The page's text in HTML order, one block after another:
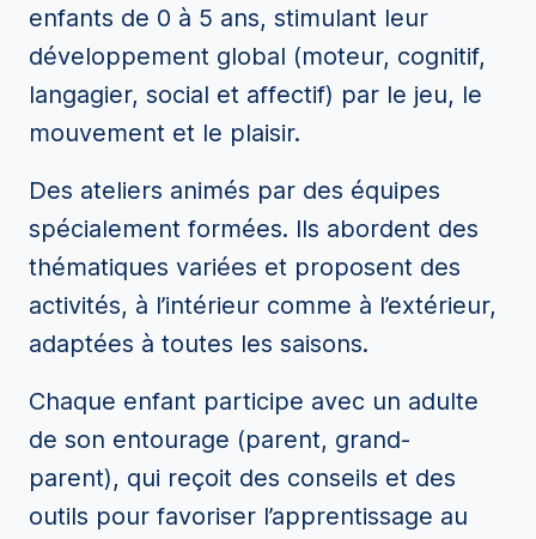
enfants de 0 à 5 ans, stimulant leur
développement global (moteur, cognitif,
langagier, social et affectif) par le jeu, le
mouvement et le plaisir.
Des ateliers animés par des équipes
spécialement formées. Ils abordent des
thématiques variées et proposent des
activités, à l’intérieur comme à l’extérieur,
adaptées à toutes les saisons.
Chaque enfant participe avec un adulte
de son entourage (parent, grand-
parent), qui reçoit des conseils et des
outils pour favoriser l’apprentissage au